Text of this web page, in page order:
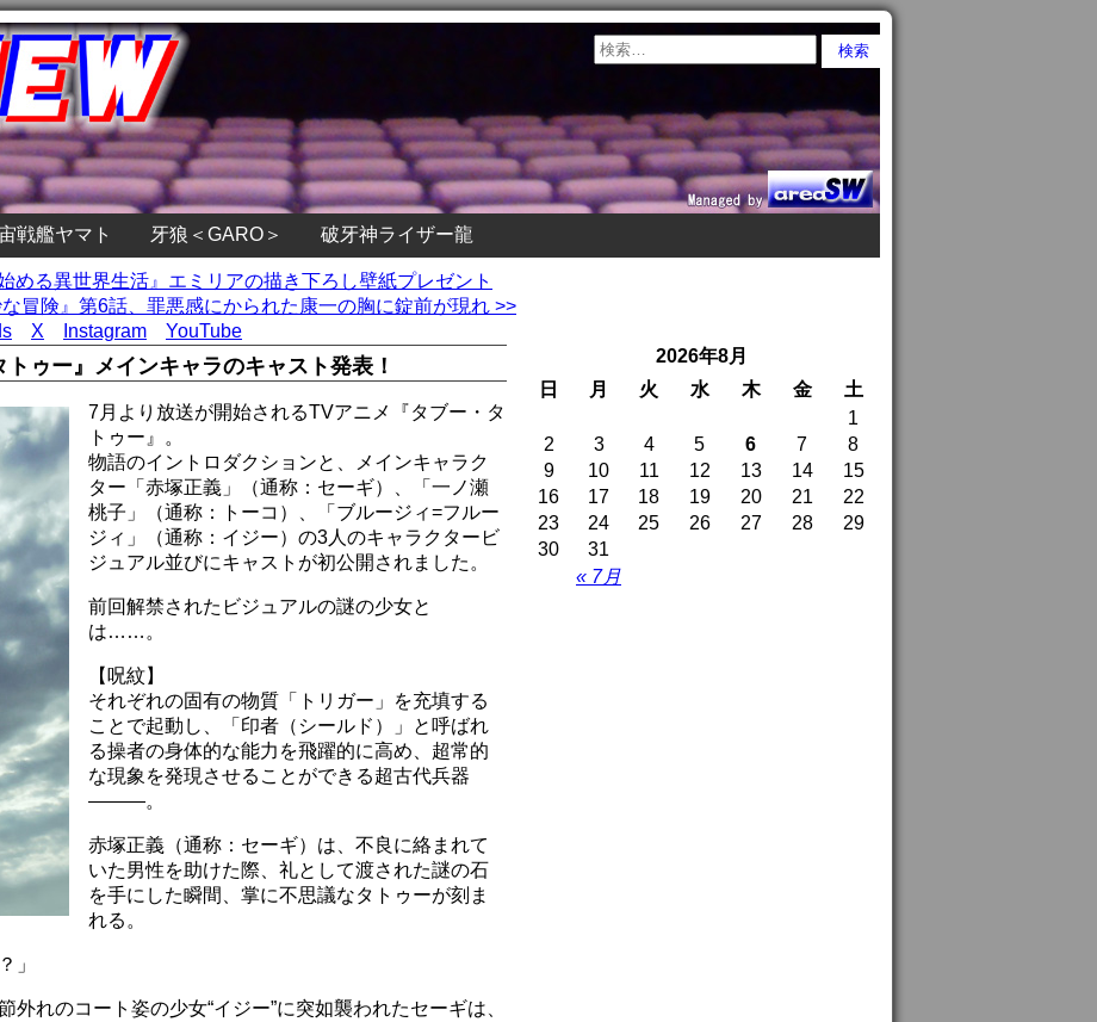
戦艦ヤマト 牙狼＜GARO＞ 破牙神ライザー龍
める異世界生活』エミリアの描き下ろし壁紙プレゼント
冒険』第6話、罪悪感にかられた康一の胸に錠前が現れ >>
X Instagram YouTube
ゥー』メインキャラのキャスト発表！
7月より放送が開始されるTVアニメ『タブー・タ
トゥー』。
物語のイントロダクションと、メインキャラク
ター「赤塚正義」（通称：セーギ）、「一ノ瀬
桃子」（通称：トーコ）、「ブルージィ=フルー
ジィ」（通称：イジー）の3人のキャラクタービ
ジュアル並びにキャストが初公開されました。
前回解禁されたビジュアルの謎の少女と
は……。
【呪紋】
それぞれの固有の物質「トリガー」を充填する
ことで起動し、「印者（シールド）」と呼ばれ
る操者の身体的な能力を飛躍的に高め、超常的
な現象を発現させることができる超古代兵器
―――。
赤塚正義（通称：セーギ）は、不良に絡まれて
いた男性を助けた際、礼として渡された謎の石
を手にした瞬間、掌に不思議なタトゥーが刻ま
れる。
」
れのコート姿の少女“イジー”に突如襲われたセーギは、
2026年8月
日
月 火 水 木 金 土
« 7月
1
2
3 4 5 6 7
8
9
10 11 12 13 14
15
16
17 18 19 20 21
22
23
24 25 26 27 28
29
30
31